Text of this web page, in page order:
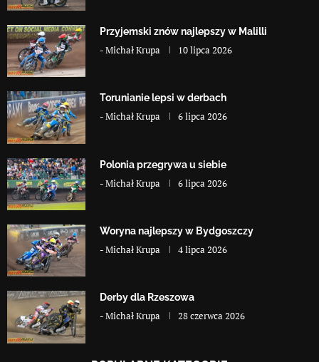
Przyjemski znów najlepszy w Malilli
-Michał Krupa 10 lipca 2026
Torunianie lepsi w derbach
-Michał Krupa 6 lipca 2026
Polonia przegrywa u siebie
-Michał Krupa 6 lipca 2026
Woryna najlepszy w Bydgoszczy
-Michał Krupa 4 lipca 2026
Derby dla Rzeszowa
-Michał Krupa 28 czerwca 2026